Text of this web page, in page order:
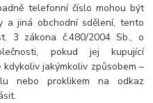
telefonní číslo mohou být
a jiná obchodní sdělení, tento
3 zákona č.480/2004 Sb., o
pokud jej kupující
jakýmkoliv způsobem –
nebo proklikem na odkaz